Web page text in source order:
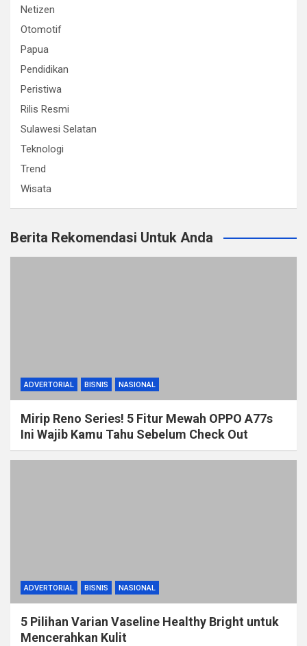
Netizen
Otomotif
Papua
Pendidikan
Peristiwa
Rilis Resmi
Sulawesi Selatan
Teknologi
Trend
Wisata
Berita Rekomendasi Untuk Anda
ADVERTORIAL BISNIS NASIONAL
Mirip Reno Series! 5 Fitur Mewah OPPO A77s
Ini Wajib Kamu Tahu Sebelum Check Out
ADVERTORIAL BISNIS NASIONAL
5 Pilihan Varian Vaseline Healthy Bright untuk
Mencerahkan Kulit